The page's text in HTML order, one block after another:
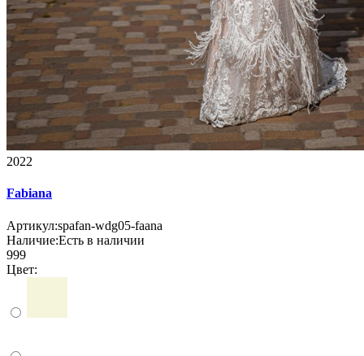
2022
Fabiana
Артикул:spafan-wdg05-faana
Наличие:Есть в наличии
999
Цвет: